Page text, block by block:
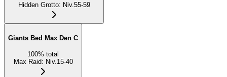
Hidden Grotto: Niv.55-59
Giants Bed Max Den C
100% total
Max Raid: Niv.15-40